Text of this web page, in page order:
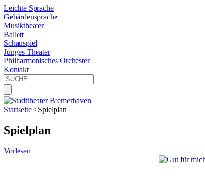
Leichte Sprache
Gebärdensprache
Musiktheater
Ballett
Schauspiel
Junges Theater
Philharmonisches Orchester
Kontakt
Startseite >Spielplan
Spielplan
Vorlesen